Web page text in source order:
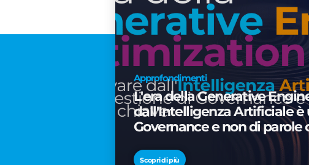
Approfondimenti
L'era della Generative
dall'Intelligenza Artificiale è
Governance e non di parole
Scopri di più